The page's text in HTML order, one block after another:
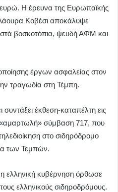
Η έρευνα της Ευρωπαϊκής
Κοβέσι αποκάλυψε
βοσκοτόπια, ψευδή ΑΦΜ και
έργων ασφαλείας στον
τραγωδία στη Τέμπη.
έκθεση-καταπέλτη εις
σύμβαση 717, που
στο σιδηρόδρομο
των Τεμπών.
η ελληνική κυβέρνηση όρθωσε
ελληνικούς σιδηροδρόμους.